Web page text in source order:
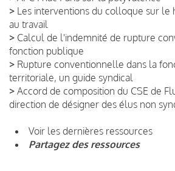
> Les interventions du colloque sur le
au travail
> Calcul de l'indemnité de rupture
fonction publique
> Rupture conventionnelle dans la
territoriale, un guide syndical
> Accord de composition du CSE de
direction de désigner des élus non
Voir les dernières ressources
Partagez des ressources